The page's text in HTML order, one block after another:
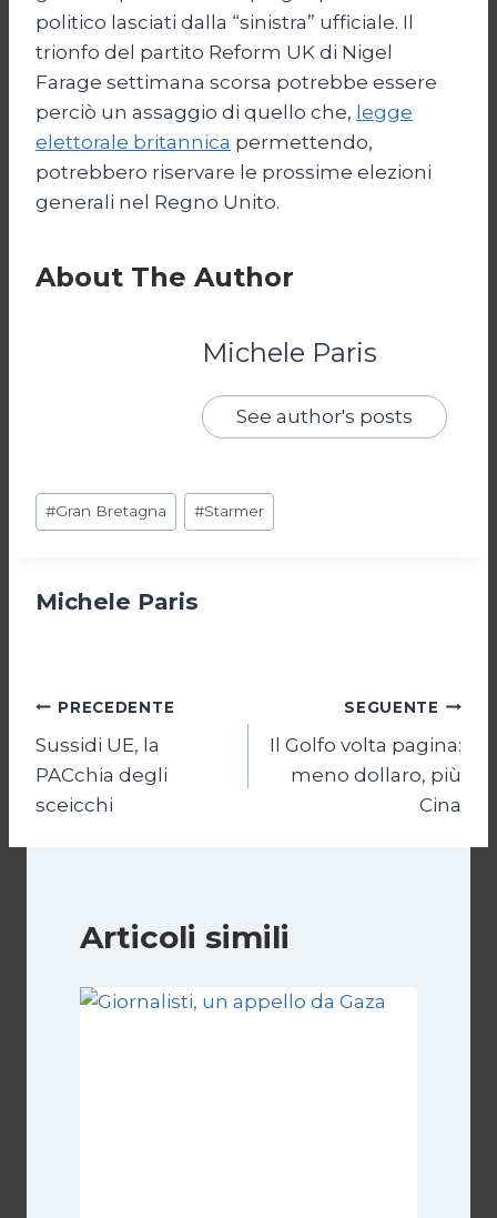
politico lasciati dalla “sinistra” ufficiale. Il
trionfo del partito Reform UK di Nigel
Farage settimana scorsa potrebbe essere
perciò un assaggio di quello che, legge
elettorale britannica permettendo,
potrebbero riservare le prossime elezioni
generali nel Regno Unito.
About The Author
Michele Paris
See author's posts
Tag
articolo:
#Gran Bretagna #Starmer
Michele Paris
Navigazione
articoli
PRECEDENTE
Sussidi UE, la
PACchia degli
sceicchi
SEGUENTE
Il Golfo volta pagina:
meno dollaro, più
Cina
Articoli simili